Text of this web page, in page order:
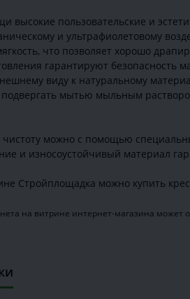
высокие пользовательские и
и ультрафиолетовому
что позволяет хорошо
гарантируют безопасность
виду к натуральному
мытью мыльным
чистоту можно с помощью
и износоустойчивый материал
Стройплощадка можно купить
на витрине интернет-магазина может